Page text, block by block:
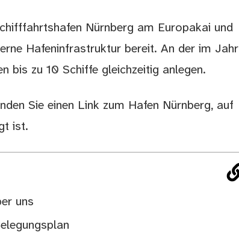
Nürnberg am Europakai und
Hafeninfrastruktur bereit. An der im Jahr
bis zu 10 Schiffe gleichzeitig anlegen.
Sie einen Link zum Hafen Nürnberg, auf
ist.
uns